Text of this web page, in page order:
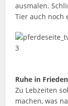
ausmalen.
Tier auch noch
Ruhe in
Zu Lebzeiten
machen, was